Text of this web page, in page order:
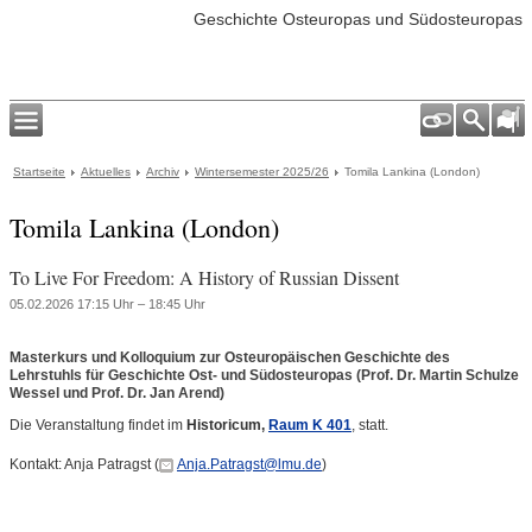
Geschichte Osteuropas und Südosteuropas
Startseite Aktuelles Archiv Wintersemester 2025/26 Tomila Lankina (London)
Tomila Lankina (London)
To Live For Freedom: A History of Russian Dissent
05.02.2026 17:15 Uhr – 18:45 Uhr
Masterkurs und Kolloquium zur Osteuropäischen Geschichte des
Lehrstuhls für Geschichte Ost- und Südosteuropas (Prof. Dr. Martin Schulze
Wessel und Prof. Dr. Jan Arend)
Die Veranstaltung findet im Historicum, Raum K 401, statt.
Kontakt: Anja Patragst ( Anja.Patragst@lmu.de)